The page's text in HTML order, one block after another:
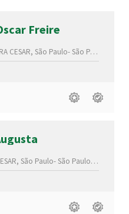
Freire
CESAR, São Paulo-São Paulo(SP)
São Paulo-São Paulo(SP)